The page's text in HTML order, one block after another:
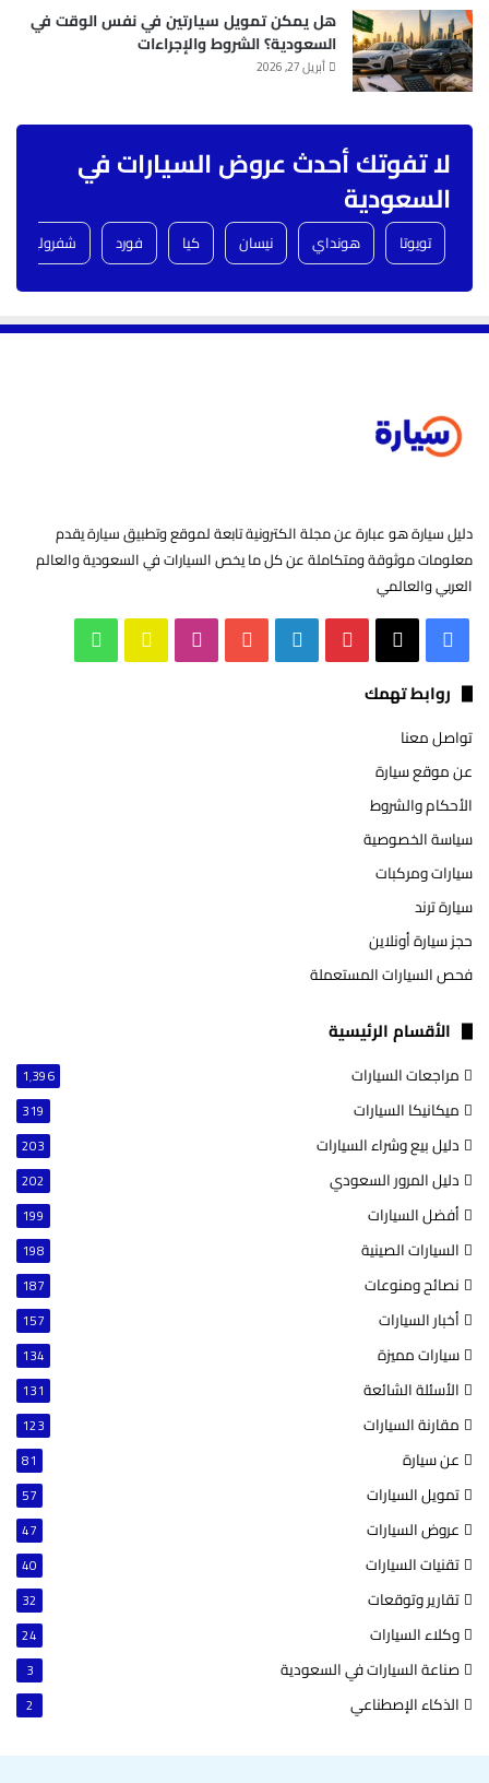
هل يمكن تمويل سيارتين في نفس الوقت في
السعودية؟ الشروط والإجراءات
أبريل 27, 2026
لا تفوتك أحدث عروض السيارات في
السعودية
تويوتا هونداي نيسان كيا فورد شفروليه
دليل سيارة هو عبارة عن مجلة الكترونية تابعة لموقع وتطبيق سيارة يقدم
معلومات موثوقة ومتكاملة عن كل ما يخص السيارات في السعودية والعالم
العربي والعالمي
فيسبوك بينتيريست لينكدإن ‫YouTube انستقرام سناب
روابط تهمك
تواصل معنا
عن موقع سيارة
الأحكام والشروط
سياسة الخصوصية
سيارات ومركبات
سيارة ترند
حجز سيارة أونلاين
فحص السيارات المستعملة
الأقسام الرئيسية
مراجعات السيارات 1٬396
ميكانيكا السيارات 319
دليل بيع وشراء السيارات 203
دليل المرور السعودي 202
أفضل السيارات 199
السيارات الصينية 198
نصائح ومنوعات 187
أخبار السيارات 157
سيارات مميزة 134
الأسئلة الشائعة 131
مقارنة السيارات 123
عن سيارة 81
تمويل السيارات 57
عروض السيارات 47
تقنيات السيارات 40
تقارير وتوقعات 32
وكلاء السيارات 24
صناعة السيارات في السعودية 3
الذكاء الإصطناعي 2